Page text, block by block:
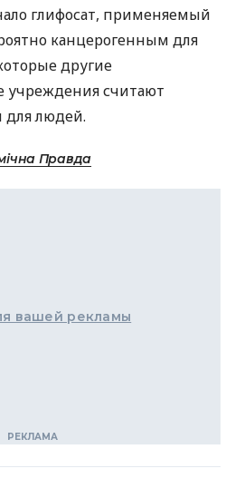
глифосат, применяемый
канцерогенным для
другие
учреждения считают
для людей.
Правда
вашей рекламы